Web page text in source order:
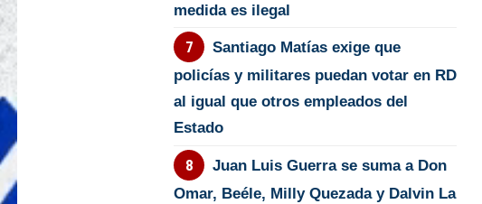
medida es ilegal
Santiago Matías exige que
policías y militares puedan votar en RD
al igual que otros empleados del
Estado
Juan Luis Guerra se suma a Don
Omar, Beéle, Milly Quezada y Dalvin La